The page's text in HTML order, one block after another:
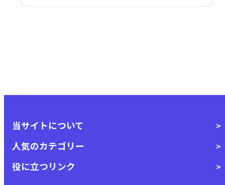
当サイトについて
人気のカテゴリー
役に立つリンク